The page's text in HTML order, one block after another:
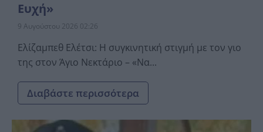
Ευχή»
9 Αυγούστου 2026 02:26
Ελίζαμπεθ Ελέτσι: Η συγκινητική στιγμή με τον γιο
της στον Άγιο Νεκτάριο – «Να...
Διαβάστε περισσότερα